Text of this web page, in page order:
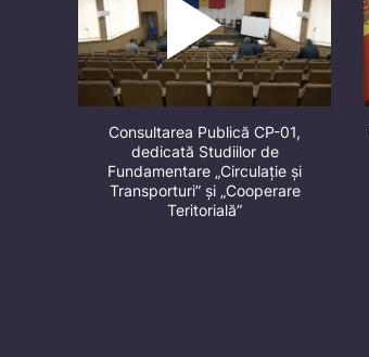
Consultarea Publică CP-01,
dedicată Studiilor de
Fundamentare „Circulație și
Transporturi” și „Cooperare
Teritorială”